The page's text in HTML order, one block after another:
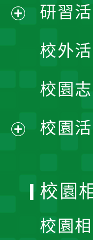
單
研習
校外
校園
校園
校園
校園